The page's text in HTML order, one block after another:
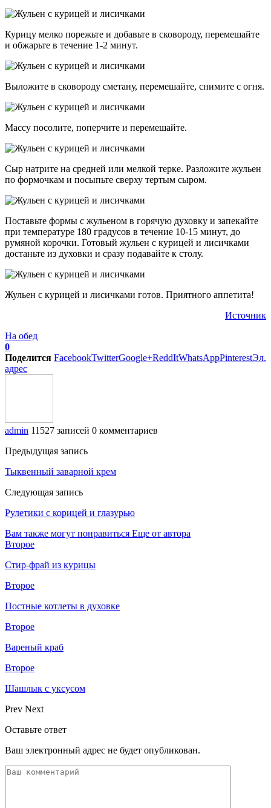
Курицу мелко порежьте и добавьте в сковороду, перемешайте
и обжарьте в течение 1-2 минут.
Выложите в сковороду сметану, перемешайте, снимите с огня.
Массу посолите, поперчите и перемешайте.
Сыр натрите на средней или мелкой терке. Разложите жульен
по формочкам и посыпьте сверху тертым сыром.
Поставьте формы с жульеном в горячую духовку и запекайте
при температуре 180 градусов в течение 10-15 минут, до
румяной корочки. Готовый жульен с курицей и лисичками
достаньте из духовки и сразу подавайте к столу.
Жульен с курицей и лисичками готов. Приятного аппетита!
Источник
На обед
0
Поделится FacebookTwitterGoogle+ReddItWhatsAppPinterestЭл.
адрес
admin 11527 записей 0 комментариев
Предыдущая запись
Тыквенный заварной крем
Следующая запись
Рулетики с корицей и глазурью
Вам также могут понравиться Еще от автора
Второе
Стир-фрай из курицы
Второе
Постные котлеты в духовке
Второе
Вареный краб
Второе
Шашлык с уксусом
Prev Next
Оставьте ответ
Ваш электронный адрес не будет опубликован.